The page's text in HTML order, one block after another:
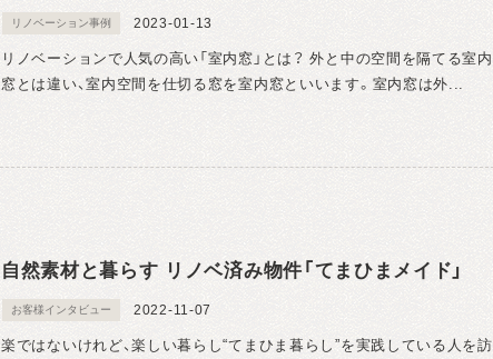
リノベーション事例 2023-01-13
リノベーションで人気の高い「室内窓」とは？ 外と中の空間を隔てる室内
窓とは違い、室内空間を仕切る窓を室内窓といいます。室内窓は外...
自然素材と暮らす リノベ済み物件「てまひまメイド」
お客様インタビュー 2022-11-07
楽ではないけれど、楽しい暮らし“てまひま暮らし”を実践している人を訪